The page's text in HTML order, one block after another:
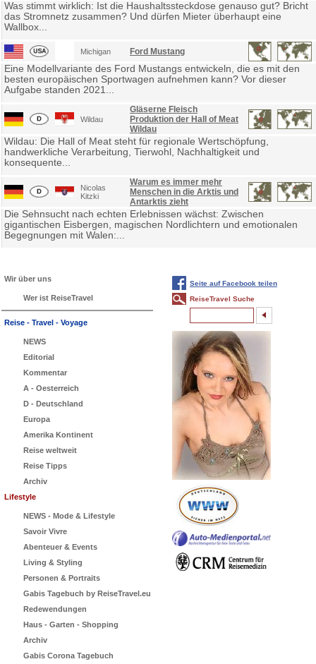
Was stimmt wirklich: Ist die Haushaltssteckdose genauso gut? Bricht
das Stromnetz zusammen? Und dürfen Mieter überhaupt eine
Wallbox...
Michigan Ford Mustang
Eine Modellvariante des Ford Mustangs entwickeln, die es mit den
besten europäischen Sportwagen aufnehmen kann? Vor dieser
Aufgabe standen 2021...
Wildau
Gläserne Fleisch
Produktion der Hall of Meat
Wildau
Wildau: Die Hall of Meat steht für regionale Wertschöpfung,
handwerkliche Verarbeitung, Tierwohl, Nachhaltigkeit und
konsequente...
Nicolas
Kitzki
Warum es immer mehr
Menschen in die Arktis und
Antarktis zieht
Die Sehnsucht nach echten Erlebnissen wächst: Zwischen
gigantischen Eisbergen, magischen Nordlichtern und emotionalen
Begegnungen mit Walen:...
Wir über uns
Wer ist ReiseTravel
Reise - Travel - Voyage
NEWS
Editorial
Kommentar
A - Oesterreich
D - Deutschland
Europa
Amerika Kontinent
Reise weltweit
Reise Tipps
Archiv
Lifestyle
NEWS - Mode & Lifestyle
Savoir Vivre
Abenteuer & Events
Living & Styling
Personen & Portraits
Gabis Tagebuch by ReiseTravel.eu
Redewendungen
Haus - Garten - Shopping
Archiv
Gabis Corona Tagebuch
Seite auf Facebook teilen
ReiseTravel Suche